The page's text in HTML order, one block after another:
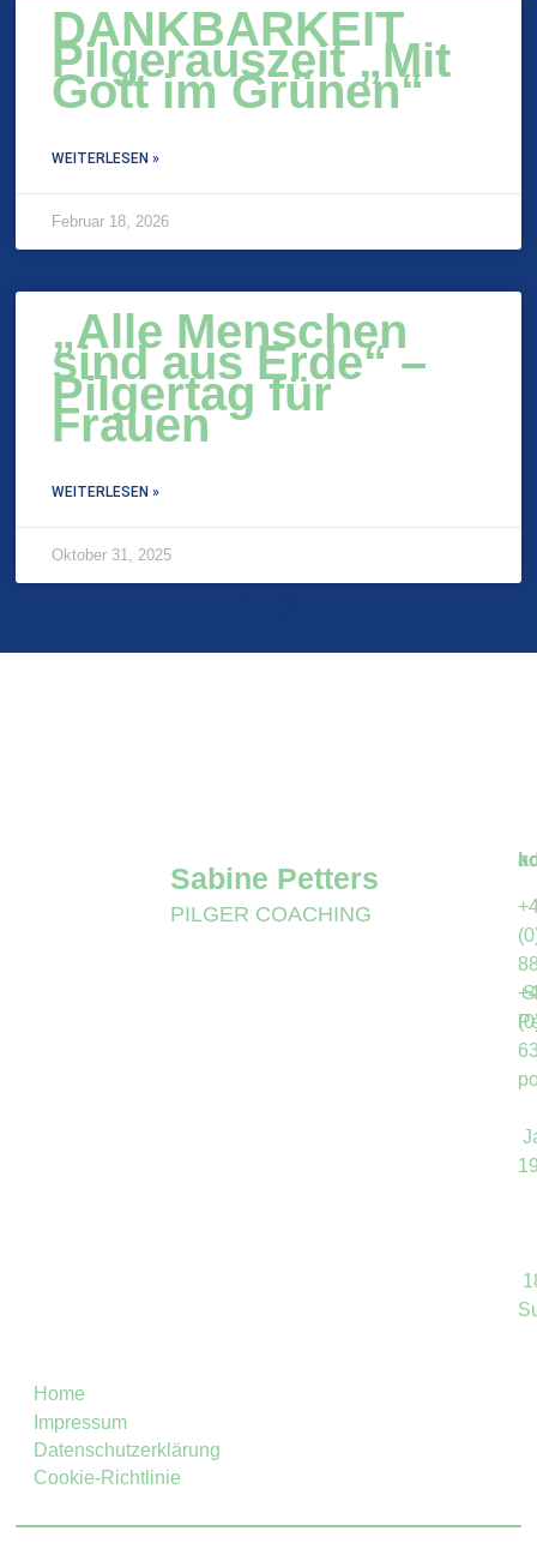
DANKBARKEIT
Pilgerauszeit „Mit
Gott im Grünen“
WEITERLESEN »
Februar 18, 2026
„Alle Menschen
sind aus Erde“ –
Pilgertag für
Frauen
WEITERLESEN »
Oktober 31, 2025
Sabine Petters
PILGER COACHING
Home
Impressum
Datenschutzerklärung
Cookie-Richtlinie